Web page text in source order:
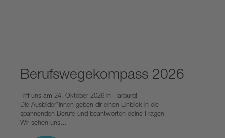
Berufswegekompass 2026
Triff uns am 24. Oktober 2026 in Harburg!
Die Ausbilder*innen geben dir einen Einblick in die
spannenden Berufe und beantworten deine Fragen!
Wir sehen uns…